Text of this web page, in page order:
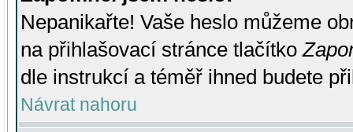
Nepanikařte! Vaše heslo můžeme
na přihlašovací stránce tlačítko
dle instrukcí a téměř ihned budete
Návrat nahoru